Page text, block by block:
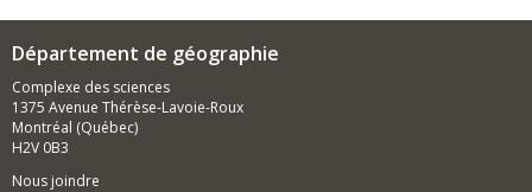
Département de géographie
Complexe des sciences
1375 Avenue Thérèse-Lavoie-Roux
Montréal (Québec)
H2V 0B3
Nous joindre